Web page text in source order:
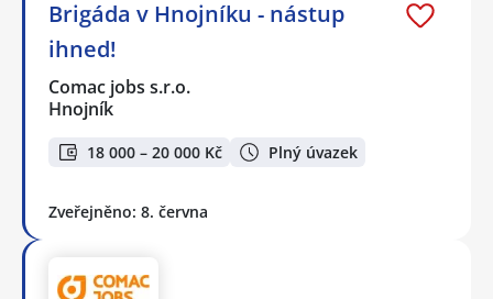
Brigáda v Hnojníku - nástup
ihned!
Comac jobs s.r.o.
Hnojník
18 000 – 20 000 Kč Plný úvazek
Zveřejněno: 8. června